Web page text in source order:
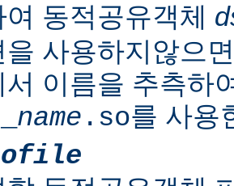
여 동적공유객체
을 사용하지않으
서 이름을 추측하
name .so를 사용